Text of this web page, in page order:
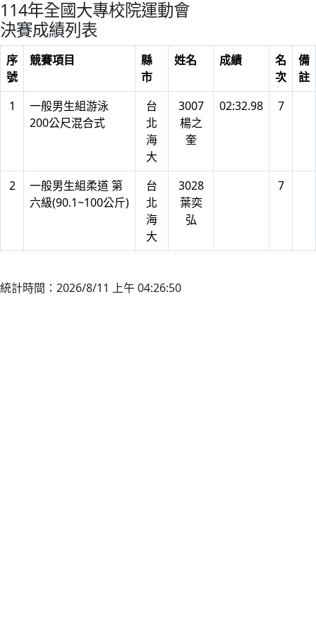
114年全國大專校院運動會
決賽成績列表
序
號
競賽項目
縣
市
姓名 成績
名
次
備
註
1
一般男生組游泳
200公尺混合式
台
北
海
大
3007
楊之
奎
02:32.98 7
2
一般男生組柔道 第
六級(90.1~100公斤)
台
北
海
大
3028
葉奕
弘
7
統計時間：2026/8/11 上午 04:26:50